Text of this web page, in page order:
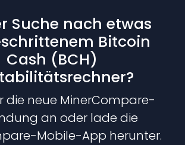
Suche nach etwas
Bitcoin
Cash (BCH)
die neue MinerCompare-
an oder lade die
Mobile-App herunter.